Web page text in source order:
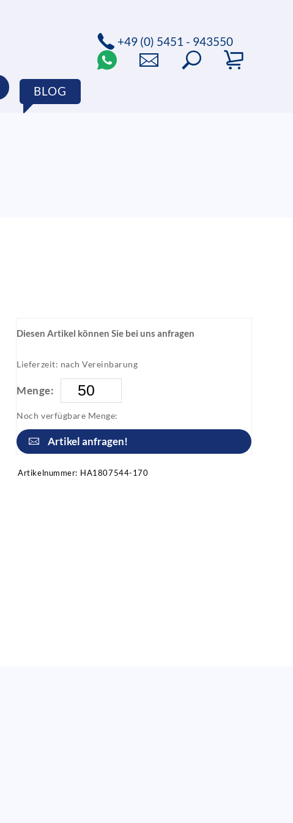
BLOG
+49 (0) 5451 - 943550
Diesen Artikel können Sie bei uns anfragen
Lieferzeit: nach Vereinbarung
Menge:
Noch verfügbare Menge:
Artikel anfragen!
Artikelnummer: HA1807544-170